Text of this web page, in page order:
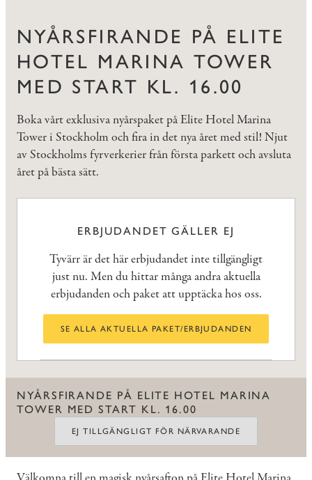
NYÅRSFIRANDE PÅ ELITE
HOTEL MARINA TOWER
MED START KL. 16.00
Boka vårt exklusiva nyårspaket på Elite Hotel Marina
Tower i Stockholm och fira in det nya året med stil! Njut
av Stockholms fyrverkerier från första parkett och avsluta
året på bästa sätt.
ERBJUDANDET GÄLLER EJ
Tyvärr är det här erbjudandet inte tillgängligt
just nu. Men du hittar många andra aktuella
erbjudanden och paket att upptäcka hos oss.
SE ALLA AKTUELLA PAKET/ERBJUDANDEN
NYÅRSFIRANDE PÅ ELITE HOTEL MARINA
TOWER MED START KL. 16.00
EJ TILLGÄNGLIGT FÖR NÄRVARANDE